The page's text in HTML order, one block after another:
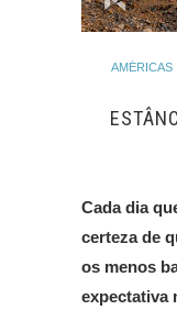
AMÉRICAS
Cada dia
certeza de
os menos
expectativa